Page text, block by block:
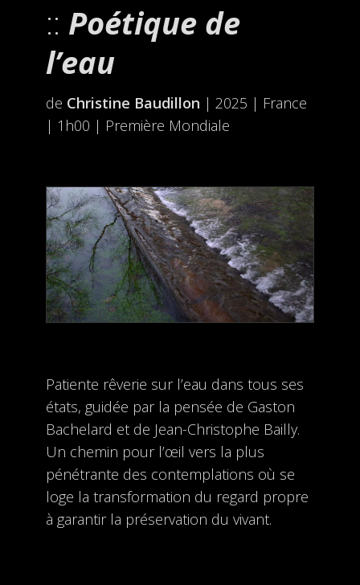
Poétique de
l’eau
de Christine Baudillon | 2025 | France
| 1h00 | Première Mondiale
Patiente rêverie sur l’eau dans tous ses
états, guidée par la pensée de Gaston
Bachelard et de Jean-Christophe Bailly.
Un chemin pour l’œil vers la plus
pénétrante des contemplations où se
loge la transformation du regard propre
à garantir la préservation du vivant.